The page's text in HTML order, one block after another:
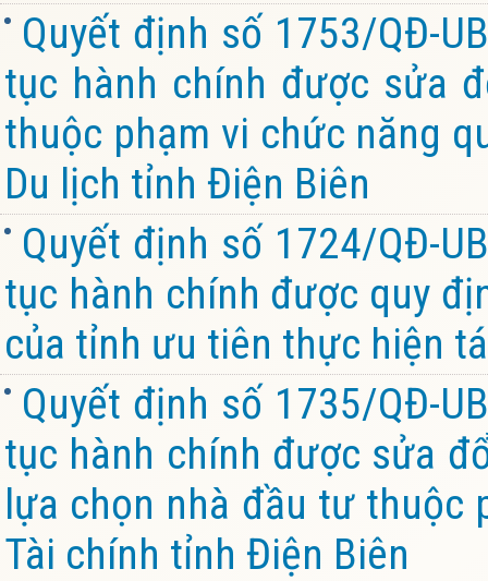
Quyết định số 1753/QĐ-
tục hành chính được sửa
thuộc phạm vi chức năng
Du lịch tỉnh Điện Biên
Quyết định số 1724/QĐ-
tục hành chính được quy
của tỉnh ưu tiên thực hiện
Quyết định số 1735/QĐ-
tục hành chính được sửa
lựa chọn nhà đầu tư thuộc
Tài chính tỉnh Điện Biên